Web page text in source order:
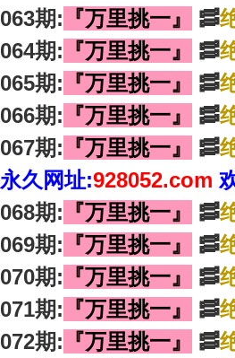
063期: 『万里挑一』 🥓
064期: 『万里挑一』 🥓
065期: 『万里挑一』 🥓
066期: 『万里挑一』 🥓
067期: 『万里挑一』 🥓
永久网址:928052.com
068期: 『万里挑一』 🥓
069期: 『万里挑一』 🥓
070期: 『万里挑一』 🥓
071期: 『万里挑一』 🥓
072期: 『万里挑一』 🥓